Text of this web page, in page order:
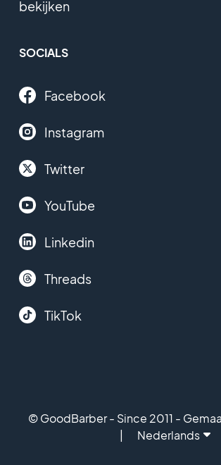
bekijken
SOCIALS
Facebook
Instagram
Twitter
YouTube
Linkedin
Threads
TikTok
© GoodBarber - Since 2011 -
Nederlands